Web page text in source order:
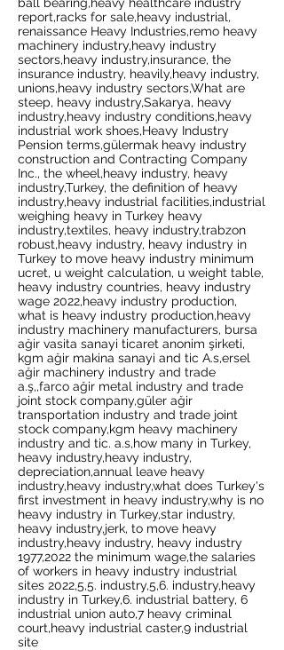
report,racks for sale,heavy industrial,
renaissance Heavy Industries,remo heavy
machinery industry,heavy industry
sectors,heavy industry,insurance, the
insurance industry, heavily,heavy industry,
unions,heavy industry sectors,What are
steep, heavy industry,Sakarya, heavy
industry,heavy industry conditions,heavy
industrial work shoes,Heavy Industry
Pension terms,gülermak heavy industry
construction and Contracting Company
Inc., the wheel,heavy industry, heavy
industry,Turkey, the definition of heavy
industry,heavy industrial facilities,industrial
weighing heavy in Turkey heavy
industry,textiles, heavy industry,trabzon
robust,heavy industry, heavy industry in
Turkey to move heavy industry minimum
ucret, u weight calculation, u weight table,
heavy industry countries, heavy industry
wage 2022,heavy industry production,
what is heavy industry production,heavy
industry machinery manufacturers, bursa
ağir vasita sanayi ticaret anonim şirketi,
kgm ağir makina sanayi and tic A.s,ersel
ağir machinery industry and trade
a.ş,,farco ağir metal industry and trade
joint stock company,güler ağir
transportation industry and trade joint
stock company,kgm heavy machinery
industry and tic. a.s,how many in Turkey,
heavy industry,heavy industry,
depreciation,annual leave heavy
industry,heavy industry,what does Turkey's
first investment in heavy industry,why is no
heavy industry in Turkey,star industry,
heavy industry,jerk, to move heavy
industry,heavy industry, heavy industry
1977,2022 the minimum wage,the salaries
of workers in heavy industry industrial
sites 2022,5,5. industry,5,6. industry,heavy
industry in Turkey,6. industrial battery, 6
industrial union auto,7 heavy criminal
court,heavy industrial caster,9 industrial
site